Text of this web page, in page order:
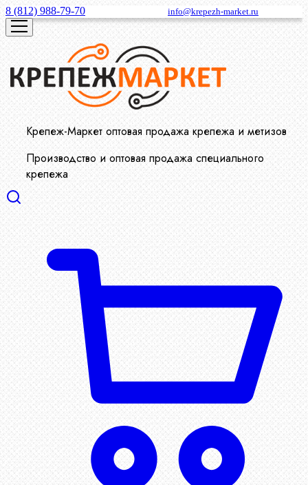
8 (812) 988-79-70 info@krepezh-market.ru
Крепеж-Маркет оптовая продажа крепежа и метизов
Производство и оптовая продажа специального
крепежа